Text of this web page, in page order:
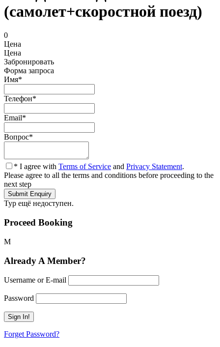
(самолет+скоростной поезд)
0
Цена
Цена
Забронировать
Форма запроса
Имя*
Телефон*
Email*
Вопрос*
* I agree with Terms of Service and Privacy Statement.
Please agree to all the terms and conditions before proceeding to the
next step
Тур ещё недоступен.
Proceed Booking
Already A Member?
Username or E-mail
Password
Forget Password?